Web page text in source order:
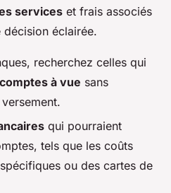
services et frais associés
éclairée.
recherchez celles qui
comptes à vue sans
qui pourraient
tels que les coûts
ou des cartes de